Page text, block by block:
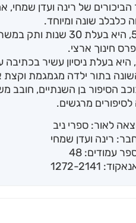
הביכורים של רינה ועדן
כלבלב שונה ומיוחד.
רינה, 59, היא בעלת
חינוך ארצי.
עדן, 25, היא בעלת ניסיון עשיר
בתור ילדה מגמגמת
הסיפור בן השנתיים, חובב
מרגשים.
לאור: ספרי ניב
רינה ועדן שמחי
עמודים: 48
1272-2141